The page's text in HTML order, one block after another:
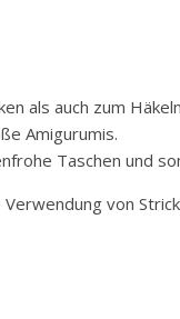
als auch zum
Amigurumis.
Taschen und
von